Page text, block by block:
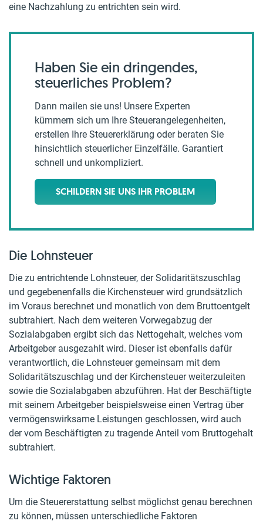
eine Nachzahlung zu entrichten sein wird.
Haben Sie ein dringendes,
steuerliches Problem?
Dann mailen sie uns! Unsere Experten
kümmern sich um Ihre Steuerangelegenheiten,
erstellen Ihre Steuererklärung oder beraten Sie
hinsichtlich steuerlicher Einzelfälle. Garantiert
schnell und unkompliziert.
SCHILDERN SIE UNS IHR PROBLEM
Die Lohnsteuer
Die zu entrichtende Lohnsteuer, der Solidaritätszuschlag
und gegebenenfalls die Kirchensteuer wird grundsätzlich
im Voraus berechnet und monatlich von dem Bruttoentgelt
subtrahiert. Nach dem weiteren Vorwegabzug der
Sozialabgaben ergibt sich das Nettogehalt, welches vom
Arbeitgeber ausgezahlt wird. Dieser ist ebenfalls dafür
verantwortlich, die Lohnsteuer gemeinsam mit dem
Solidaritätszuschlag und der Kirchensteuer weiterzuleiten
sowie die Sozialabgaben abzuführen. Hat der Beschäftigte
mit seinem Arbeitgeber beispielsweise einen Vertrag über
vermögenswirksame Leistungen geschlossen, wird auch
der vom Beschäftigten zu tragende Anteil vom Bruttogehalt
subtrahiert.
Wichtige Faktoren
Um die Steuererstattung selbst möglichst genau berechnen
zu können, müssen unterschiedliche Faktoren